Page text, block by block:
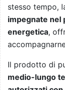
stesso tempo,
impegnate nel
energetica,
Il prodotto di
medio-lungo